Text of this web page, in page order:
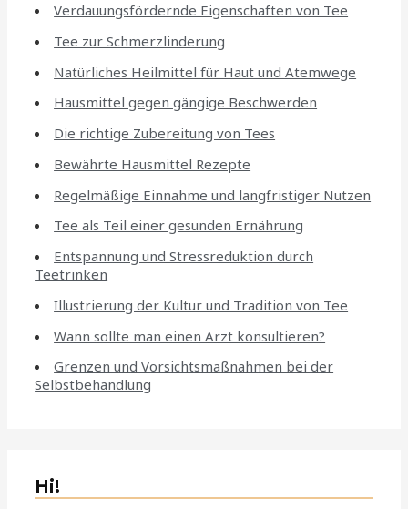
Verdauungsfördernde Eigenschaften von Tee
Tee zur Schmerzlinderung
Natürliches Heilmittel für Haut und Atemwege
Hausmittel gegen gängige Beschwerden
Die richtige Zubereitung von Tees
Bewährte Hausmittel Rezepte
Regelmäßige Einnahme und langfristiger Nutzen
Tee als Teil einer gesunden Ernährung
Entspannung und Stressreduktion durch
Teetrinken
Illustrierung der Kultur und Tradition von Tee
Wann sollte man einen Arzt konsultieren?
Grenzen und Vorsichtsmaßnahmen bei der
Selbstbehandlung
Hi!